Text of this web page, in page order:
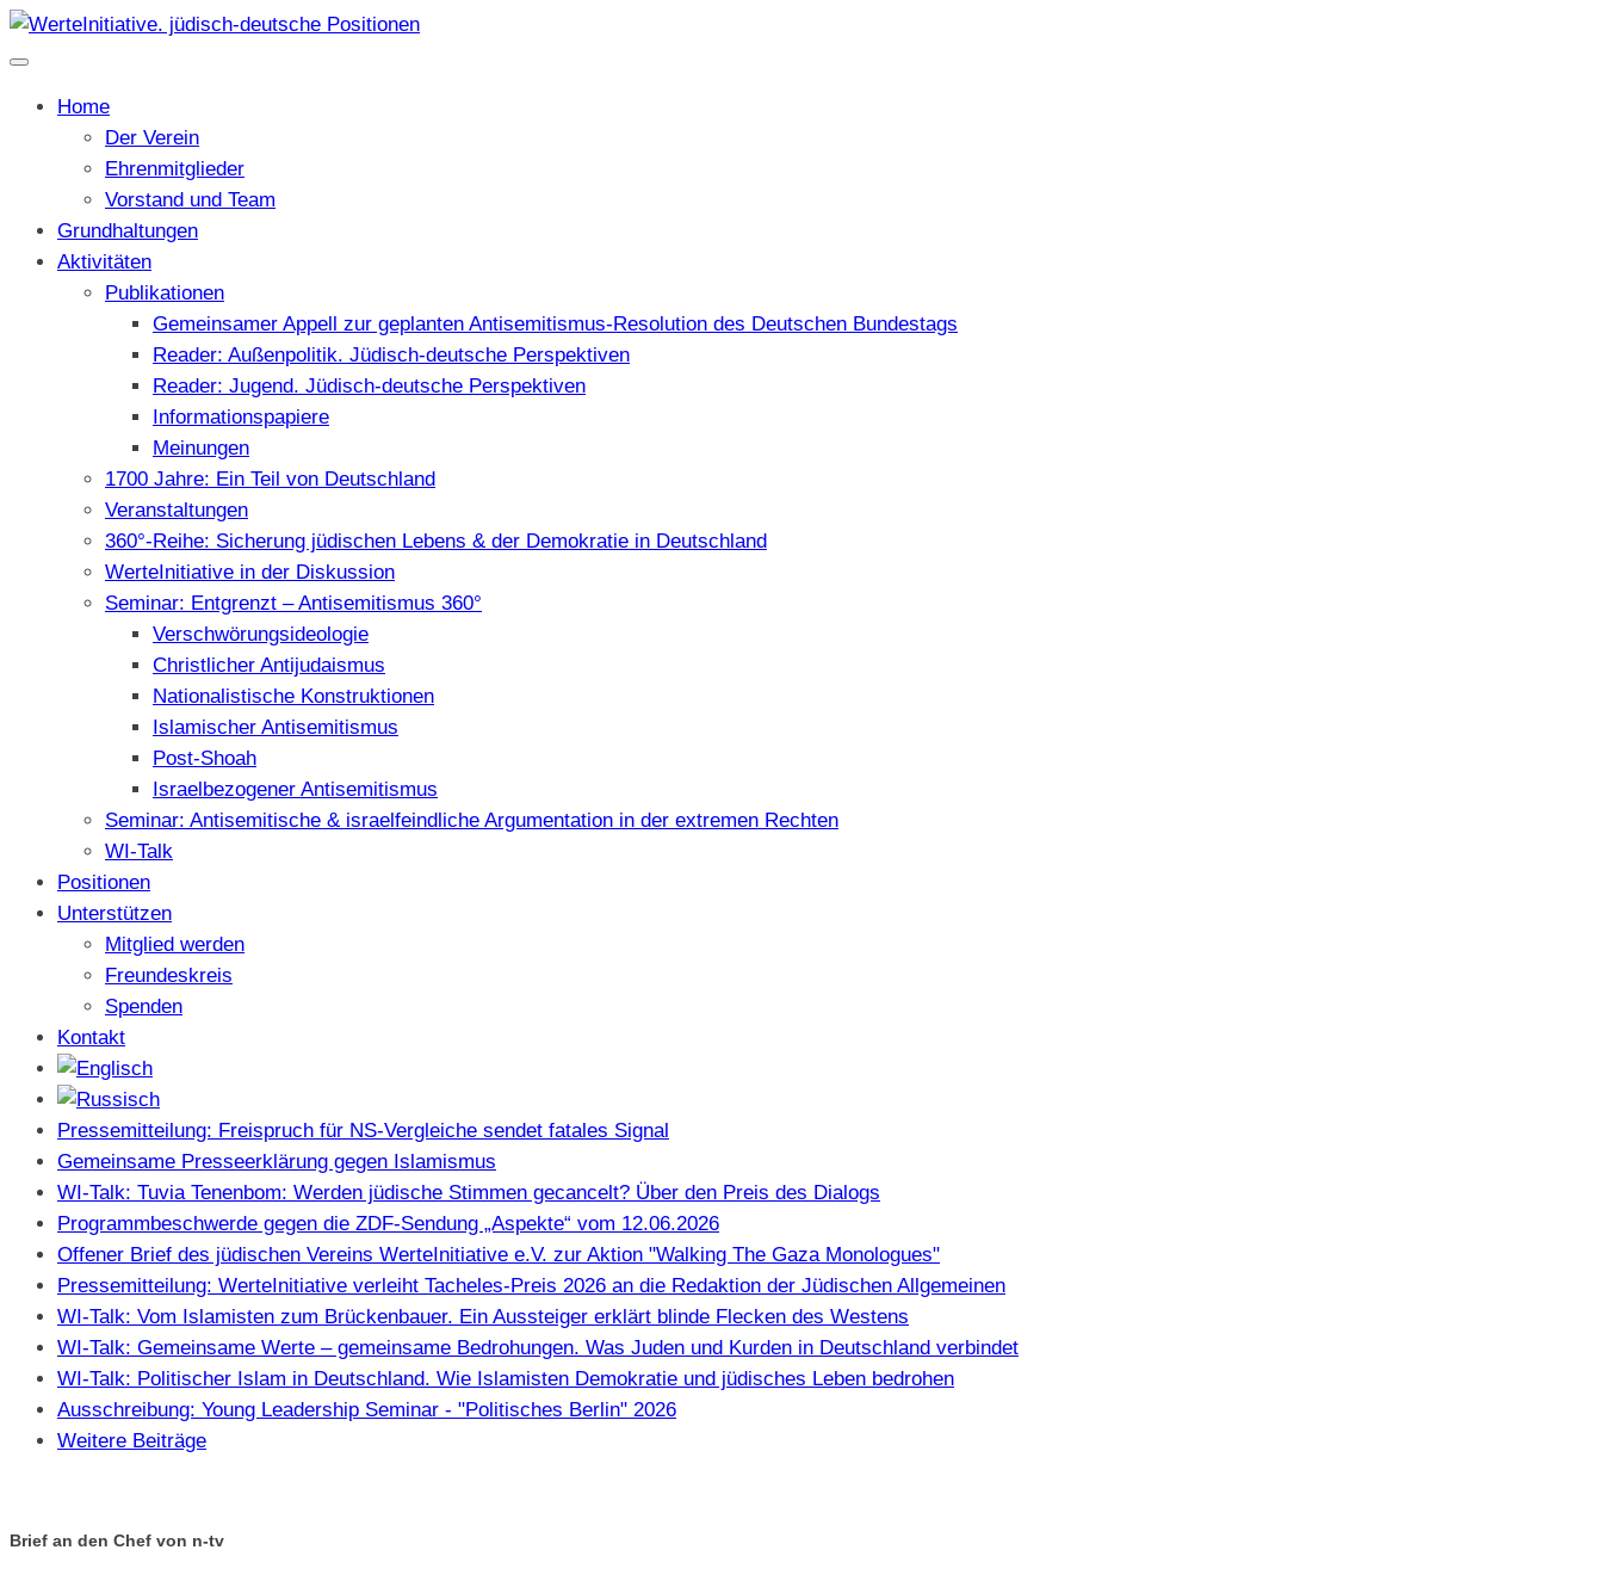
Home
Der Verein
Ehrenmitglieder
Vorstand und Team
Grundhaltungen
Aktivitäten
Publikationen
Gemeinsamer Appell zur geplanten Antisemitismus-Resolution des Deutschen Bundestags
Reader: Außenpolitik. Jüdisch-deutsche Perspektiven
Reader: Jugend. Jüdisch-deutsche Perspektiven
Informationspapiere
Meinungen
1700 Jahre: Ein Teil von Deutschland
Veranstaltungen
360°-Reihe: Sicherung jüdischen Lebens & der Demokratie in Deutschland
WerteInitiative in der Diskussion
Seminar: Entgrenzt – Antisemitismus 360°
Verschwörungsideologie
Christlicher Antijudaismus
Nationalistische Konstruktionen
Islamischer Antisemitismus
Post-Shoah
Israelbezogener Antisemitismus
Seminar: Antisemitische & israelfeindliche Argumentation in der extremen Rechten
WI-Talk
Positionen
Unterstützen
Mitglied werden
Freundeskreis
Spenden
Kontakt
Pressemitteilung: Freispruch für NS-Vergleiche sendet fatales Signal
Gemeinsame Presseerklärung gegen Islamismus
WI-Talk: Tuvia Tenenbom: Werden jüdische Stimmen gecancelt? Über den Preis des Dialogs
Programmbeschwerde gegen die ZDF-Sendung „Aspekte“ vom 12.06.2026
Offener Brief des jüdischen Vereins WerteInitiative e.V. zur Aktion "Walking The Gaza Monologues"
Pressemitteilung: WerteInitiative verleiht Tacheles-Preis 2026 an die Redaktion der Jüdischen Allgemeinen
WI-Talk: Vom Islamisten zum Brückenbauer. Ein Aussteiger erklärt blinde Flecken des Westens
WI-Talk: Gemeinsame Werte – gemeinsame Bedrohungen. Was Juden und Kurden in Deutschland verbindet
WI-Talk: Politischer Islam in Deutschland. Wie Islamisten Demokratie und jüdisches Leben bedrohen
Ausschreibung: Young Leadership Seminar - "Politisches Berlin" 2026
Weitere Beiträge
Brief an den Chef von n-tv